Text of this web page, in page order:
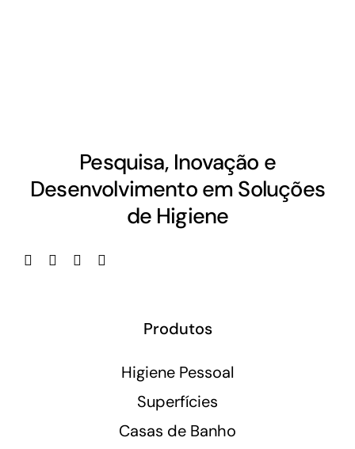
Pesquisa, Inovação e
Desenvolvimento em Soluções
de Higiene
Produtos
Higiene Pessoal
Superfícies
Casas de Banho